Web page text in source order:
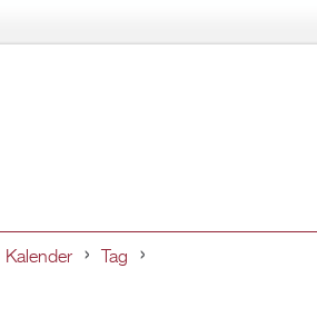
Kalender Tag